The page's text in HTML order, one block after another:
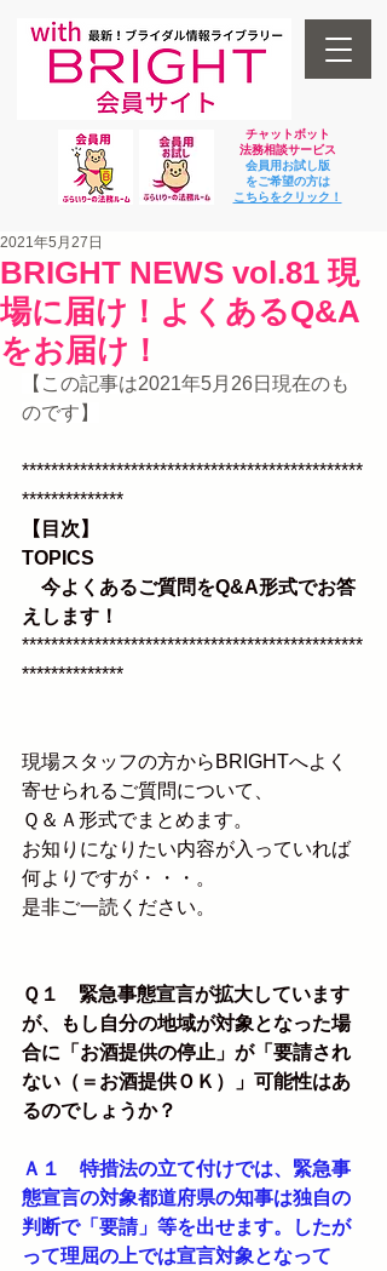
チャットボット
法務相談サービス
会員用お試し版
をご希望の方は
​こちらをクリック！
BRIGHT NEWS vol.81 現
場に届け！よくあるQ&A
をお届け！
2021年5月27日
【この記事は2021年5月26日現在のも
のです】
***********************************************
**************
【目次】
TOPICS
今よくあるご質問をQ&A形式でお答
えします！
***********************************************
**************
現場スタッフの方からBRIGHTへよく
寄せられるご質問について、
Ｑ＆Ａ形式でまとめます。
お知りになりたい内容が入っていれば
何よりですが・・・。
是非ご一読ください。
Ｑ１　緊急事態宣言が拡大しています
が、もし自分の地域が対象となった場
合に「お酒提供の停止」が「要請され
ない（＝お酒提供ＯＫ）」可能性はあ
るのでしょうか？
Ａ１　特措法の立て付けでは、緊急事
態宣言の対象都道府県の知事は独自の
判断で「要請」等を出せます。したが
って理屈の上では宣言対象となって